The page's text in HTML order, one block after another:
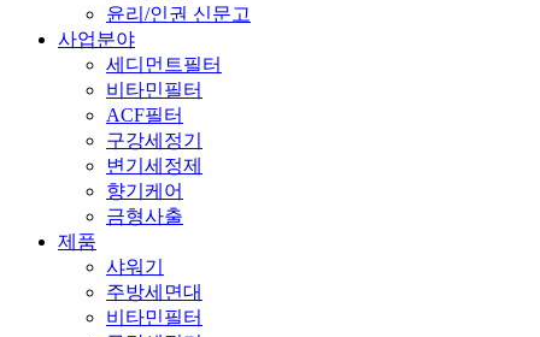
윤리/인권 신문고
사업분야
세디먼트필터
비타민필터
ACF필터
구강세정기
변기세정제
향기케어
금형사출
제품
샤워기
주방세면대
비타민필터